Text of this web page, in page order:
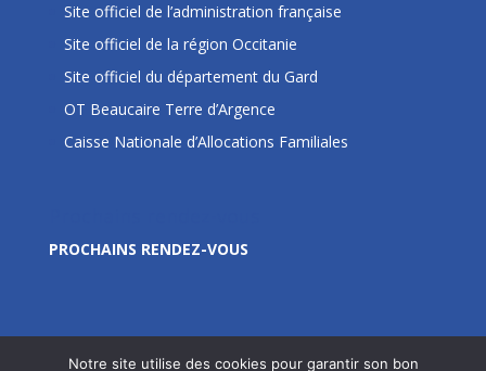
Site officiel de l’administration française
Site officiel de la région Occitanie
Site officiel du département du Gard
OT Beaucaire Terre d’Argence
Caisse Nationale d’Allocations Familiales
PROCHAINS RENDEZ-VOUS
Notre site utilise des cookies pour garantir son bon